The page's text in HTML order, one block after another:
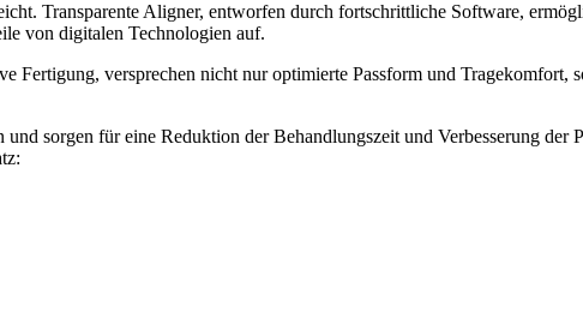
Transparente Aligner, entworfen durch fortschrittliche Software,
von digitalen Technologien auf.
versprechen nicht nur optimierte Passform und Tragekomfort,
sorgen für eine Reduktion der Behandlungszeit und Verbesserung der